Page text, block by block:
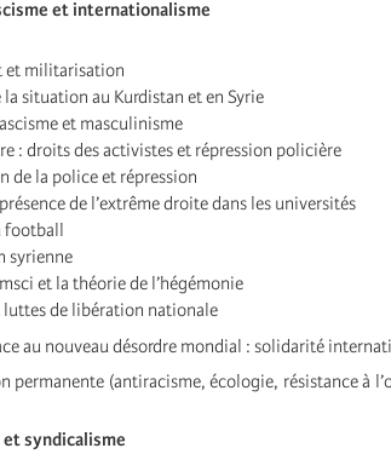
et internationalisme
et militarisation
situation au Kurdistan et en Syrie
et masculinisme
: droits des activistes et répression policière
de la police et répression
de l’extrême droite dans les universités
football
syrienne
et la théorie de l’hégémonie
luttes de libération nationale
au nouveau désordre mondial : solidarité
permanente (antiracisme, écologie, résistance à
et syndicalisme